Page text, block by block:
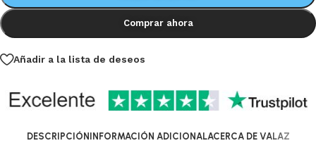
Comprar ahora
Añadir a la lista de deseos
DESCRIPCIÓN INFORMACIÓN ADICIONALACERCA DE VALAZ